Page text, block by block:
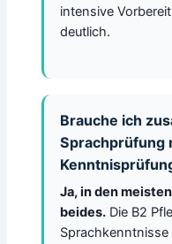
intensive
deutlich.
Brauche ich
Sprachprüfung
Ja, in den
beides.Die B2